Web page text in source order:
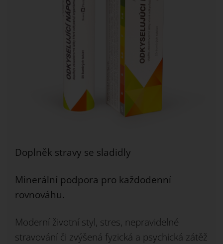
Doplněk stravy se sladidly
Minerální podpora pro každodenní
rovnováhu.
Moderní životní styl, stres, nepravidelné
stravování či zvýšená fyzická a psychická zátěž